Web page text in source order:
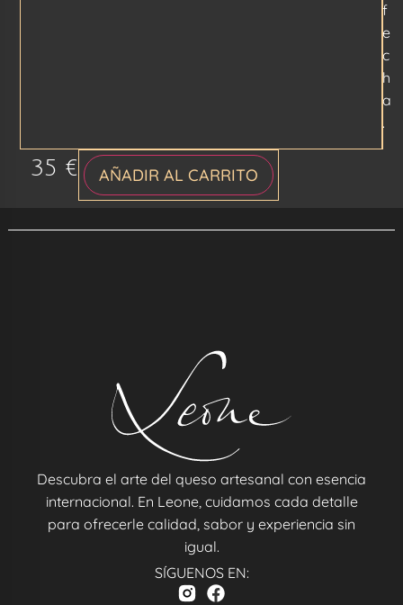
f
e
c
h
a
.
35€ AÑADIR AL CARRITO
Descubra el arte del queso artesanal con esencia
internacional. En Leone, cuidamos cada detalle
para ofrecerle calidad, sabor y experiencia sin
igual.
SÍGUENOS EN: